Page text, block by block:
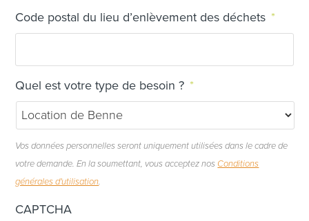
Code postal du lieu d’enlèvement des déchets *
Quel est votre type de besoin ? *
Vos données personnelles seront uniquement utilisées dans le cadre de
votre demande. En la soumettant, vous acceptez nos Conditions
générales d'utilisation.
CAPTCHA